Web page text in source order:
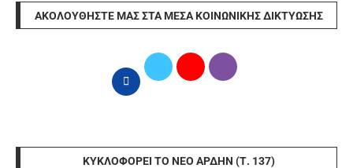
ΑΚΟΛΟΥΘΉΣΤΕ ΜΑΣ ΣΤΑ ΜΈΣΑ ΚΟΙΝΩΝΙΚΉΣ ΔΙΚΤΎΩΣΗΣ
ΚΥΚΛΟΦΟΡΕΊ ΤΟ ΝΈΟ ΆΡΔΗΝ (Τ. 137)